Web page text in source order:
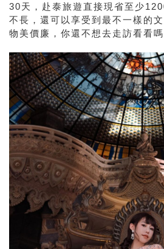
30天，赴泰旅遊直接現省至少
不長，還可以享受到最不一樣的
物美價廉，你還不想去走訪看看嗎